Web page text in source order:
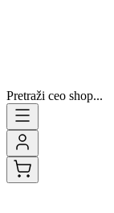
Pretraži ceo shop...